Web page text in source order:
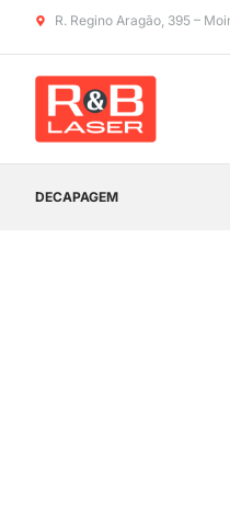
R. Regino Aragão, 395 –
DECAPAGEM